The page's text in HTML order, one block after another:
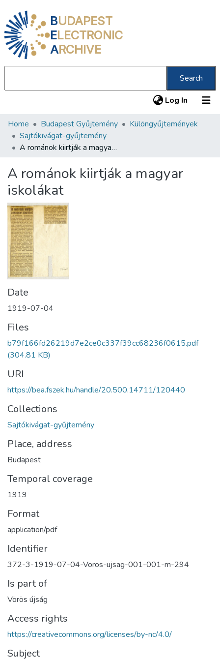
BUDAPEST
ELECTRONIC
ARCHIVE
Search
Log In (current)
Communities & Collections
All of DSpace
About us
Home Budapest Gyűjtemény
Különgyűjtemények
Sajtókivágat-gyűjtemény
A románok kiirtják a magyar iskolákat
A románok kiirtják a magyar
iskolákat
Date
1919-07-04
Files
b79f166fd26219d7e2ce0c337f39cc68236f0615.pdf
(304.81 KB)
URI
https://bea.fszek.hu/handle/20.500.14711/120440
Collections
Sajtókivágat-gyűjtemény
Place, address
Budapest
Temporal coverage
1919
Format
application/pdf
Identifier
372-3-1919-07-04-Voros-ujsag-001-001-m-294
Is part of
Vörös újság
Access rights
https://creativecommons.org/licenses/by-nc/4.0/
Subject